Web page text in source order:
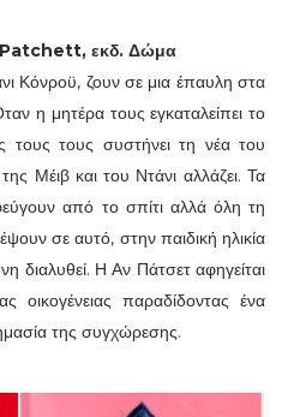
Patchett, εκδ. Δώμα
Κόνροϋ, ζουν σε μια έπαυλη στα
η μητέρα τους εγκαταλείπει το
τους τους συστήνει τη νέα του
Μέιβ και του Ντάνι αλλάζει. Τα
από το σπίτι αλλά όλη τη
σε αυτό, στην παιδική ηλικία
διαλυθεί. Η Αν Πάτσετ αφηγείται
οικογένειας παραδίδοντας ένα
της συγχώρεσης.